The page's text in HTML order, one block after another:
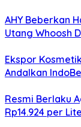
AHY Beberkan
Utang Whoosh
Ekspor
Andalkan
Resmi Berlaku
Rp14.924 per